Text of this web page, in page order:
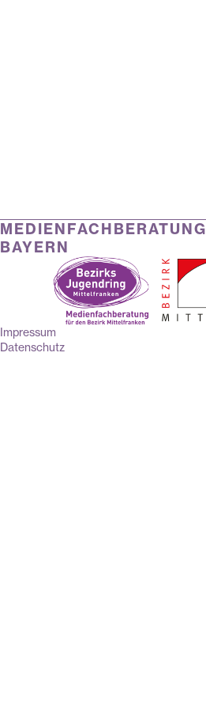
MEDIENFACHBERATUNG
BAYERN
Impressum
Datenschutz